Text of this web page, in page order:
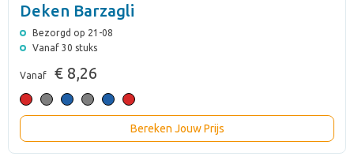
Deken Barzagli
Bezorgd op 21-08
Vanaf 30 stuks
Vanaf € 8,26
Bereken Jouw Prijs